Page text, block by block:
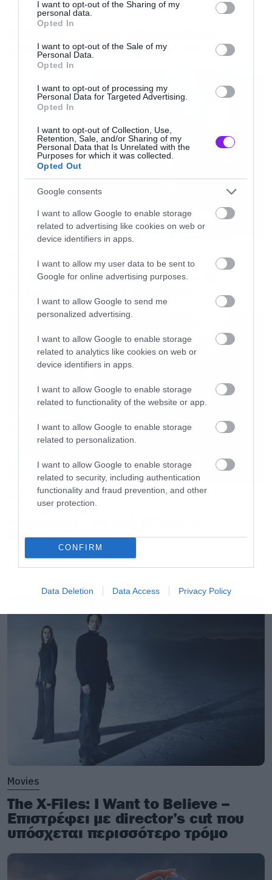
not limited to your visit or usage behaviour. You may click to
grant or deny consent to Google and its third-party tags to
use your data for below specified purposes in below Google
consent section.
I want to opt-out of the Sharing of my
personal data.
Opted In
I want to opt-out of the Sale of my
Personal Data.
Opted In
I want to opt-out of processing my
Personal Data for Targeted Advertising.
Opted In
I want to opt-out of Collection, Use,
Retention, Sale, and/or Sharing of my
Personal Data that Is Unrelated with the
Purposes for which it was collected.
Opted Out
Google consents
I want to allow Google to enable storage
related to advertising like cookies on web or
device identifiers in apps.
I want to allow my user data to be sent to
Google for online advertising purposes.
I want to allow Google to send me
personalized advertising.
I want to allow Google to enable storage
related to analytics like cookies on web or
device identifiers in apps.
I want to allow Google to enable storage
related to functionality of the website or app.
I want to allow Google to enable storage
related to personalization.
I want to allow Google to enable storage
related to security, including authentication
functionality and fraud prevention, and other
user protection.
CONFIRM
Data Deletion Data Access Privacy Policy
επιρροές του στην hip hop είναι όπως έχει πει οι
Southern rap καλλιτέχνες OutKast και Three 6
Mafia. Οι στοίχοι στα κομμάτια του είναι
θεματικά κυρίως ως προς το υπερφυσικό, την
κατάθλιψη, τον νιχιλισμό και τον θάνατο.
Support acts:
Wavy Jones
Horus
Tickets (400 περιορισμένα. Σε περίπτωση sold
10€ Early bird pre-sale: On sale
15€ Normal pre-sale: TBA
PUBLIC
– όλα τα καταστήματα PUBLIC
http://tickets.public.gr/event/ghostemane-x-
TICKET SERVICES
– τηλεφωνικά: 2107234567
– online:
https://www.ticketservices.gr/event/
Ο Glenn Hughes αποσύρθηκε
από τις ζωντανές εμφανίσεις
Οι λόγοι της απόλυσης του Sid
Slipknot!
Movies
The X-Files: I Want to Believe –
Επιστρέφει με director’s cut που
υπόσχεται περισσότερο τρόμο